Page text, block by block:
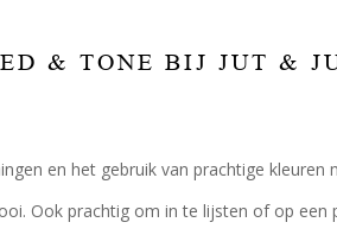
& TONE BIJ JUT &
en het gebruik van prachtige kleuren
Ook prachtig om in te lijsten of op een